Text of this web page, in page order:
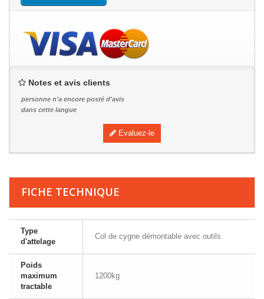
Notes et avis clients
personne n'a encore posté d'avis
dans cette langue
Evaluez-le
FICHE TECHNIQUE
Type
d'attelage
Col de cygne démontable avec outils
Poids
maximum
tractable
1200kg